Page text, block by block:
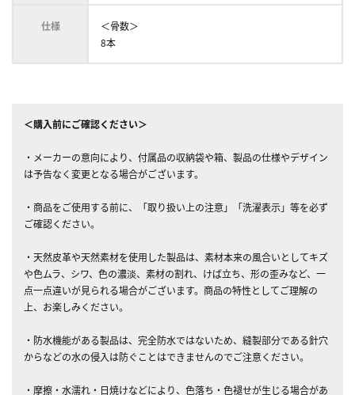
仕様
＜骨数＞
8本
＜購入前にご確認ください＞
・メーカーの意向により、付属品の収納袋や箱、製品の仕様やデザイン
は予告なく変更となる場合がございます。
・商品をご使用する前に、「取り扱い上の注意」「洗濯表示」等を必ず
ご確認ください。
・天然皮革や天然素材を使用した製品は、素材本来の風合いとしてキズ
や色ムラ、シワ、色の濃淡、素材の割れ、けば立ち、形の歪みなど、一
点一点違いが見られる場合がございます。商品の特性としてご理解の
上、お楽しみください。
・防水機能がある製品は、完全防水ではないため、縫製部分である針穴
からなどの水の侵入は防ぐことはできませんのでご注意ください。
・摩擦・水濡れ・日焼けなどにより、色落ち・色褪せが生じる場合があ